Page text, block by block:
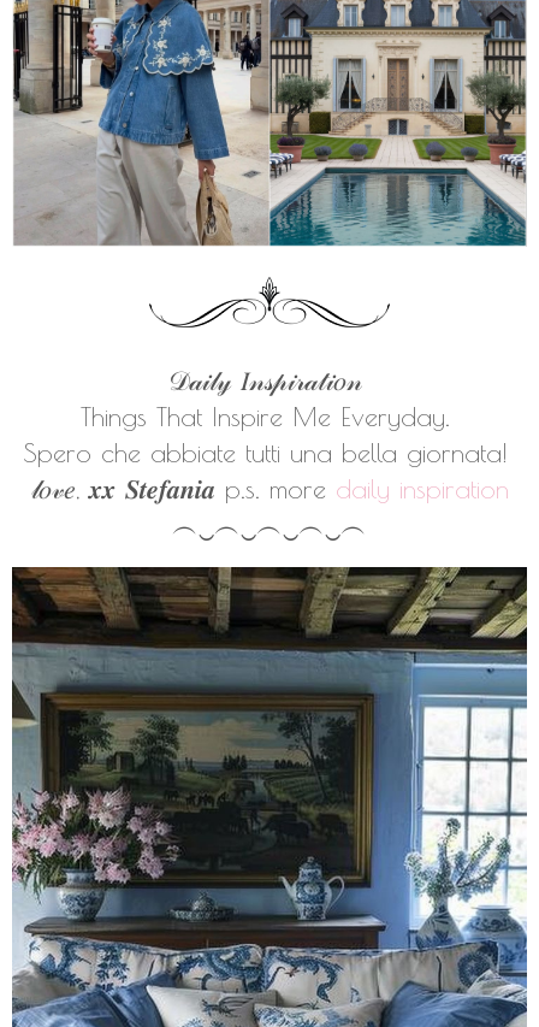
𝒟𝒶𝒾𝓁𝓎 𝐼𝓃𝓈𝓅𝒾𝓇𝒶𝓉𝒾𝑜𝓃
Things That Inspire Me Everyday.
Spero che abbiate tutti una bella giornata!
𝓁𝑜𝓋𝑒, 𝒙𝒙 𝑺𝒕𝒆𝒇𝒂𝒏𝒊𝒂 p.s. more daily inspiration
︵‿︵‿︵‿︵‿︵